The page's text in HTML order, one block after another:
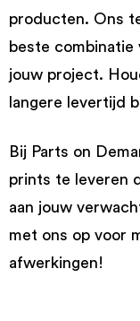
producten. Ons
beste combinatie
jouw project.
langere levertijd
Bij Parts on
prints te leveren
aan jouw
met ons op voor
afwerkingen!